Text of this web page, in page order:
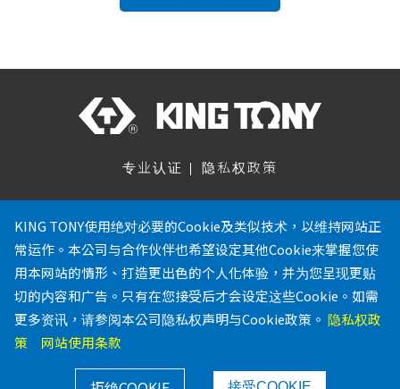
KING TONY使用绝对必要的Cookie及类似技术，以维持网站正
常运作。本公司与合作伙伴也希望设定其他Cookie来掌握您使
用本网站的情形、打造更出色的个人化体验，并为您呈现更贴
切的内容和广告。只有在您接受后才会设定这些Cookie。如需
更多资讯，请参阅本公司隐私权声明与Cookie政策。 隐私权政
策
网站使用条款
专业认证 隐私权政策
关注我们
886-4-23353567
886-4-23353642
service@kingtony.com.tw
台中市乌日区溪南路二段516巷
150弄11号
Copyright © 2022 KING TONY 工具学园 All Rights